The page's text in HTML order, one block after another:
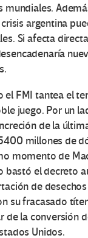
mundiales.
argentina
Si afecta
el FMI tantea el
juego. Por un
de la
millones de
momento de
bastó el decreto
de
su fracasado
de la conversión
Unidos.